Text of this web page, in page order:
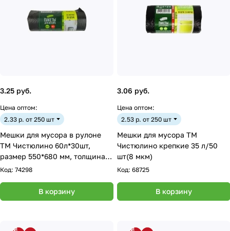
3.25 руб.
Цена оптом:
2.33 р. от 250 шт
Мешки для мусора в рулоне
ТМ Чистюлино 60л*30шт,
размер 550*680 мм, толщина 8
мкм, ПНД - чёрный
Код: 74298
В корзину
3.06 руб.
Цена оптом:
2.53 р. от 250 шт
Мешки для мусора ТМ
Чистюлино крепкие 35 л/50
шт(8 мкм)
Код: 68725
В корзину